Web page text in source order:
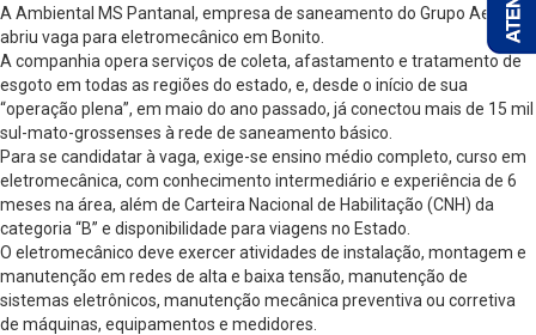
A Ambiental MS Pantanal, empresa de saneamento do Grupo Aegea,
abriu vaga para eletromecânico em Bonito.
A companhia opera serviços de coleta, afastamento e tratamento de
esgoto em todas as regiões do estado, e, desde o início de sua
“operação plena”, em maio do ano passado, já conectou mais de 15 mil
sul-mato-grossenses à rede de saneamento básico.
Para se candidatar à vaga, exige-se ensino médio completo, curso em
eletromecânica, com conhecimento intermediário e experiência de 6
meses na área, além de Carteira Nacional de Habilitação (CNH) da
categoria “B” e disponibilidade para viagens no Estado.
O eletromecânico deve exercer atividades de instalação, montagem e
manutenção em redes de alta e baixa tensão, manutenção de
sistemas eletrônicos, manutenção mecânica preventiva ou corretiva
de máquinas, equipamentos e medidores.